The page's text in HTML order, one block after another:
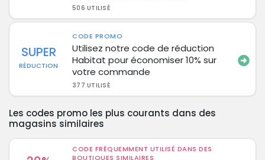
506 UTILISÉ
SUPER
RÉDUCTION
CODE PROMO
Utilisez notre code de réduction
Habitat pour économiser 10% sur
votre commande
377 UTILISÉ
Les codes promo les plus courants dans des
magasins similaires
CODE FRÉQUEMMENT UTILISÉ DANS DES
BOUTIQUES SIMILAIRES